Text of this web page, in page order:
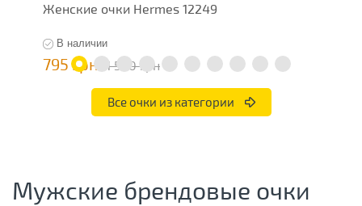
Женские очки Hermes 12249
В наличии
795 грн 1 590 грн
Все очки из категории
Мужские брендовые очки